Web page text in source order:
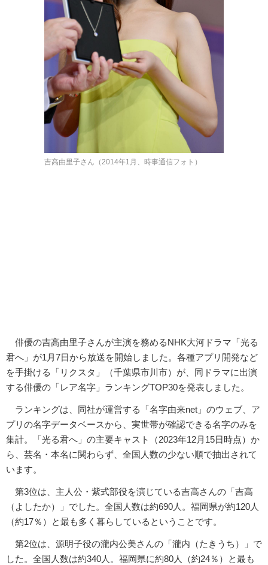
吉高由里子さん（2014年1月、時事通信フォト）
俳優の吉高由里子さんが主演を務めるNHK大河ドラマ「光る
君へ」が1月7日から放送を開始しました。各種アプリ開発など
を手掛ける「リクスタ」（千葉県市川市）が、同ドラマに出演
する俳優の「レア名字」ランキングTOP30を発表しました。
ランキングは、同社が運営する「名字由来net」のウェブ、ア
プリの名字データベースから、実世帯が確認できる名字のみを
集計。「光る君へ」の主要キャスト（2023年12月15日時点）か
ら、芸名・本名に関わらず、全国人数の少ない順で抽出されて
います。
第3位は、主人公・紫式部役を演じている吉高さんの「吉高
（よしたか）」でした。全国人数は約690人。福岡県が約120人
（約17％）と最も多く暮らしているということです。
第2位は、源明子役の瀧内公美さんの「瀧内（たきうち）」で
した。全国人数は約340人。福岡県に約80人（約24％）と最も